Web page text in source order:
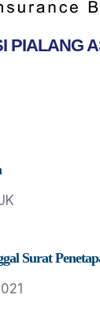
PIALANG
Surat